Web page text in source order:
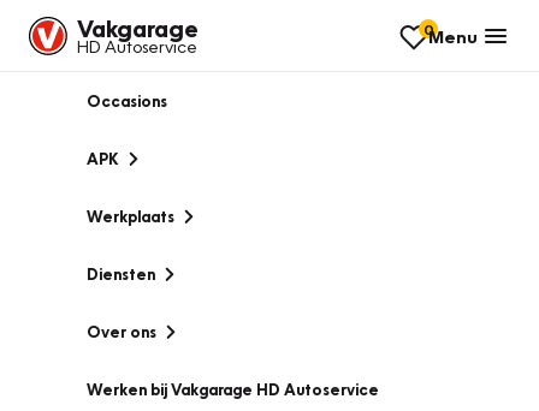
Vakgarage
HD Autoservice
0Menu
Occasions
APK
Werkplaats
Diensten
Over ons
Werken bij Vakgarage HD Autoservice